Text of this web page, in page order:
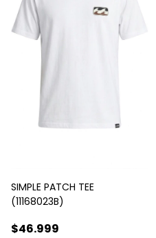
SIMPLE PATCH TEE
(11168023B)
$46.999